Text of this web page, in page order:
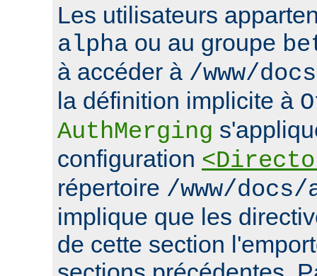
Les utilisateurs
alpha ou au groupe
à accéder à /www/
la définition implicite à
AuthMerging
configuration
répertoire /www/docs/
implique que les
de cette section